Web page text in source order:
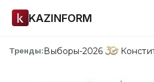
KAZINFORM
Тренды:Выборы-2026